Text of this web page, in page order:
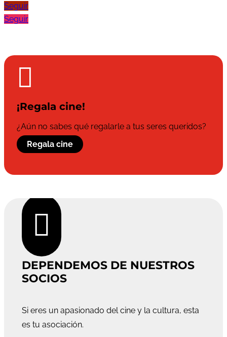
Seguir
Seguir

¡Regala cine!
¿Aún no sabes qué regalarle a tus seres queridos?
Regala cine

DEPENDEMOS DE NUESTROS
SOCIOS
Si eres un apasionado del cine y la cultura, esta
es tu asociación.